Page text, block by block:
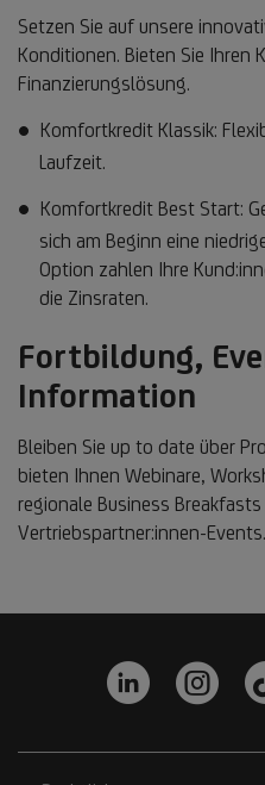
Setzen Sie auf unsere
Konditionen. Bieten Sie Ihren
Finanzierungslösung.
Komfortkredit Klassik:
Laufzeit.
Komfortkredit Best Start:
sich am Beginn eine
Option zahlen Ihre
die Zinsraten.
Fortbildung,
Information
Bleiben Sie up to date über
bieten Ihnen Webinare,
regionale Business
Vertriebspartner:innen-Events.